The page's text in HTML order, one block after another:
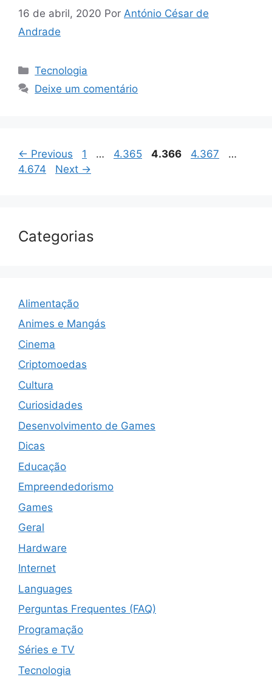
16 de abril, 2020 Por António César de
Andrade
Categorias
Tecnologia
Deixe um comentário
← Previous Page
1 … Page
4.365 Page
4.366 Page
4.367 …
4.674
Next →
Categorias
Alimentação
Animes e Mangás
Cinema
Criptomoedas
Cultura
Curiosidades
Desenvolvimento de Games
Dicas
Educação
Empreendedorismo
Games
Geral
Hardware
Internet
Languages
Perguntas Frequentes (FAQ)
Programação
Séries e TV
Tecnologia